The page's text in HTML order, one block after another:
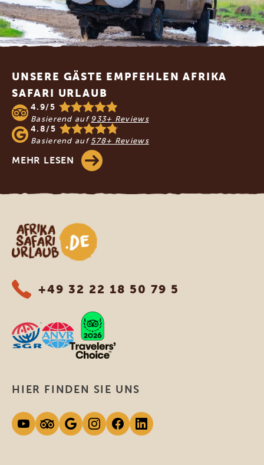
UNSERE GÄSTE EMPFEHLEN AFRIKA
SAFARI URLAUB
4.9/5
Basierend auf 933+ Reviews
4.8/5
Basierend auf 578+ Reviews
MEHR LESEN
Afrika Safari Urlaub
+49 32 22 18 50 79 5
HIER FINDEN SIE UNS